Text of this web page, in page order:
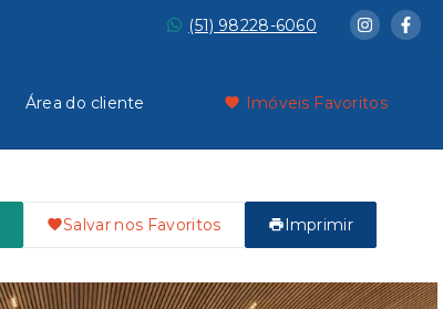
(51) 98228-6060
Área do cliente Imóveis Favoritos
Salvar nos Favoritos Imprimir